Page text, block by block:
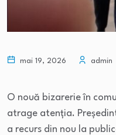
mai 19, 2026 admin
O nouă bizarerie în
atrage atenția.
a recurs din nou la